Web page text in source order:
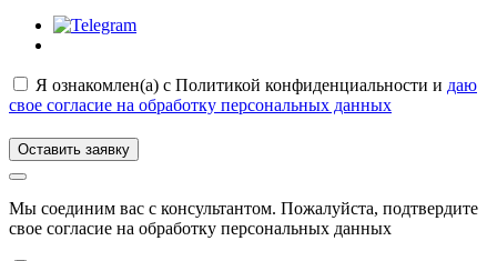
Я ознакомлен(а) с Политикой конфиденциальности и даю
свое согласие на обработку персональных данных
Оставить заявку
Мы соединим вас с консультантом. Пожалуйста, подтвердите
свое согласие на обработку персональных данных